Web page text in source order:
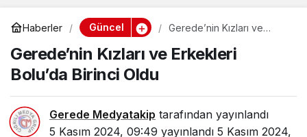
Haberler Güncel
Gerede’nin Kızları ve
Oldu
Gerede’nin Kızları ve Erkekleri
Bolu’da Birinci Oldu
Gerede Medyatakip tarafından yayınlandı
5 Kasım 2024, 09:49 yayınlandı 5 Kasım 2024,